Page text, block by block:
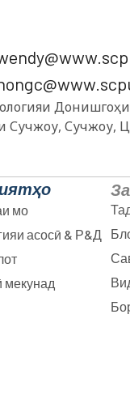
Сучжоу, Сучжоу,
мо
асосӣ & Р&Д
мекунад